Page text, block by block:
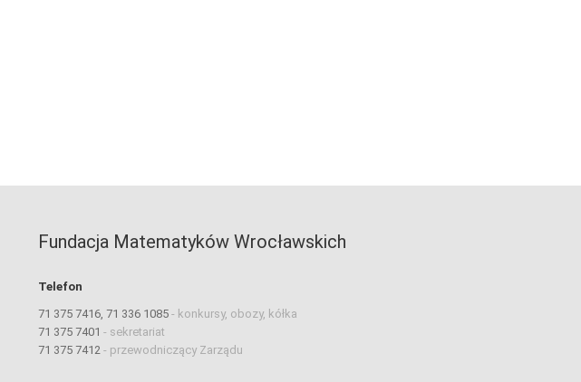
Fundacja Matematyków Wrocławskich
Telefon
71 375 7416, 71 336 1085 - konkursy, obozy, kółka
71 375 7401 - sekretariat
71 375 7412 - przewodniczący Zarządu